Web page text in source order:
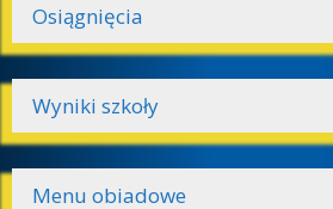
Osiągnięcia
Wyniki szkoły
Menu obiadowe